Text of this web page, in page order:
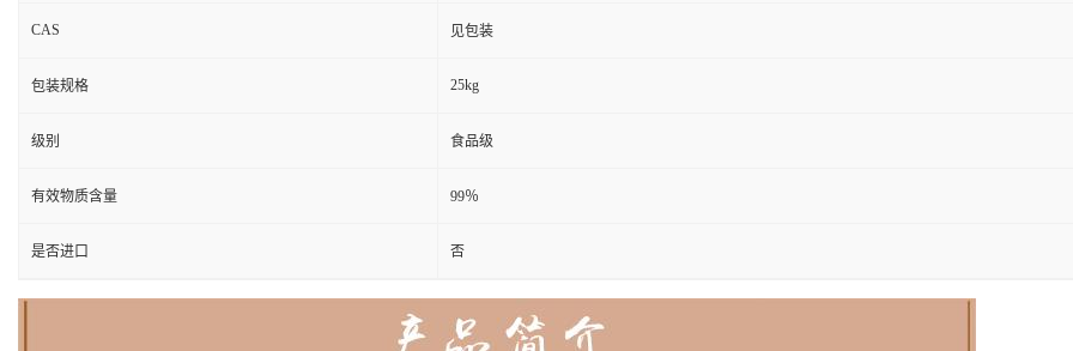
CAS 见包装
包装规格 25kg
级别 食品级
有效物质含量 99％
是否进口 否